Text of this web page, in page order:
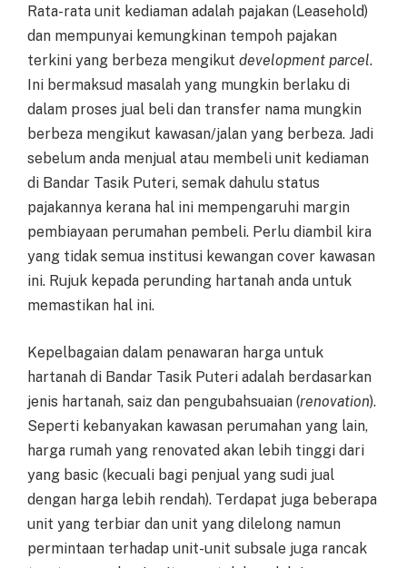
Rata-rata unit kediaman adalah pajakan (Leasehold)
dan mempunyai kemungkinan tempoh pajakan
terkini yang berbeza mengikut development parcel.
Ini bermaksud masalah yang mungkin berlaku di
dalam proses jual beli dan transfer nama mungkin
berbeza mengikut kawasan/jalan yang berbeza. Jadi
sebelum anda menjual atau membeli unit kediaman
di Bandar Tasik Puteri, semak dahulu status
pajakannya kerana hal ini mempengaruhi margin
pembiayaan perumahan pembeli. Perlu diambil kira
yang tidak semua institusi kewangan cover kawasan
ini. Rujuk kepada perunding hartanah anda untuk
memastikan hal ini.
Kepelbagaian dalam penawaran harga untuk
hartanah di Bandar Tasik Puteri adalah berdasarkan
jenis hartanah, saiz dan pengubahsuaian (renovation).
Seperti kebanyakan kawasan perumahan yang lain,
harga rumah yang renovated akan lebih tinggi dari
yang basic (kecuali bagi penjual yang sudi jual
dengan harga lebih rendah). Terdapat juga beberapa
unit yang terbiar dan unit yang dilelong namun
permintaan terhadap unit-unit subsale juga rancak